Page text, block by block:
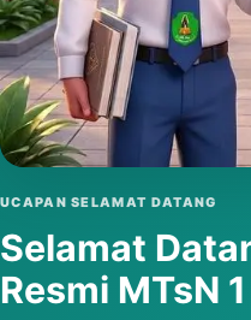
UCAPAN SELAMAT DATANG
Selamat
Resmi MTsN
Putar video